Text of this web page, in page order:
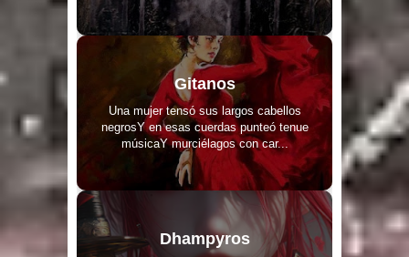
Gitanos
Una mujer tensó sus largos cabellos
negrosY en esas cuerdas punteó tenue
músicaY murciélagos con car...
Dhampyros